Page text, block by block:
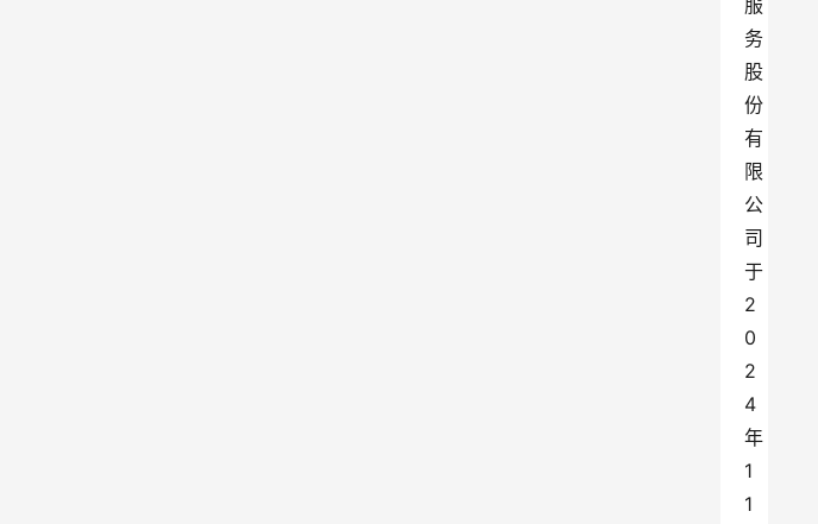
服
务
股
份
有
限
公
司
于
2
0
2
4
年
1
1